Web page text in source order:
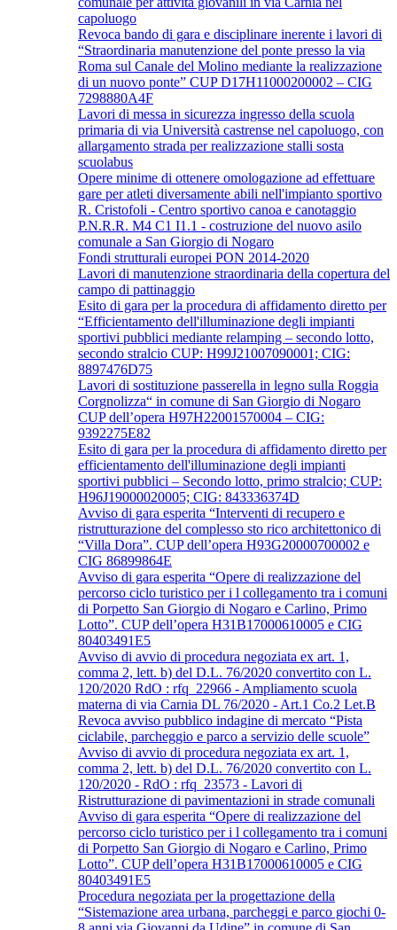
capoluogo
Revoca bando di gara e disciplinare inerente i lavori di
“Straordinaria manutenzione del ponte presso la via
Roma sul Canale del Molino mediante la realizzazione
di un nuovo ponte” CUP D17H11000200002 – CIG
7298880A4F
Lavori di messa in sicurezza ingresso della scuola
primaria di via Università castrense nel capoluogo, con
allargamento strada per realizzazione stalli sosta
scuolabus
Opere minime di ottenere omologazione ad effettuare
gare per atleti diversamente abili nell'impianto sportivo
R. Cristofoli - Centro sportivo canoa e canotaggio
P.N.R.R. M4 C1 I1.1 - costruzione del nuovo asilo
comunale a San Giorgio di Nogaro
Fondi strutturali europei PON 2014-2020
Lavori di manutenzione straordinaria della copertura del
campo di pattinaggio
Esito di gara per la procedura di affidamento diretto per
“Efficientamento dell'illuminazione degli impianti
sportivi pubblici mediante relamping – secondo lotto,
secondo stralcio CUP: H99J21007090001; CIG:
8897476D75
Lavori di sostituzione passerella in legno sulla Roggia
Corgnolizza“ in comune di San Giorgio di Nogaro
CUP dell’opera H97H22001570004 – CIG:
9392275E82
Esito di gara per la procedura di affidamento diretto per
efficientamento dell'illuminazione degli impianti
sportivi pubblici – Secondo lotto, primo stralcio; CUP:
H96J19000020005; CIG: 843336374D
Avviso di gara esperita “Interventi di recupero e
ristrutturazione del complesso sto rico architettonico di
“Villa Dora”. CUP dell’opera H93G20000700002 e
CIG 86899864E
Avviso di gara esperita “Opere di realizzazione del
percorso ciclo turistico per i l collegamento tra i comuni
di Porpetto San Giorgio di Nogaro e Carlino, Primo
Lotto”. CUP dell’opera H31B17000610005 e CIG
80403491E5
Avviso di avvio di procedura negoziata ex art. 1,
comma 2, lett. b) del D.L. 76/2020 convertito con L.
120/2020 RdO : rfq_22966 - Ampliamento scuola
materna di via Carnia DL 76/2020 - Art.1 Co.2 Let.B
Revoca avviso pubblico indagine di mercato “Pista
ciclabile, parcheggio e parco a servizio delle scuole”
Avviso di avvio di procedura negoziata ex art. 1,
comma 2, lett. b) del D.L. 76/2020 convertito con L.
120/2020 - RdO : rfq_23573 - Lavori di
Ristrutturazione di pavimentazioni in strade comunali
Avviso di gara esperita “Opere di realizzazione del
percorso ciclo turistico per i l collegamento tra i comuni
di Porpetto San Giorgio di Nogaro e Carlino, Primo
Lotto”. CUP dell’opera H31B17000610005 e CIG
80403491E5
Procedura negoziata per la progettazione della
“Sistemazione area urbana, parcheggi e parco giochi 0-